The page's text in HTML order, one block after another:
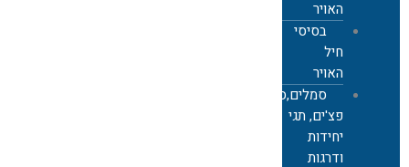
האויר
בסיסי
חיל
האויר
סמלים,סיכות,
פצ'ים, תגי
יחידות
ודרגות